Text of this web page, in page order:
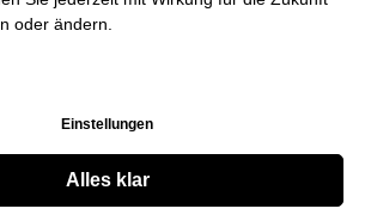
oder ändern.
Einstellungen
Alles klar